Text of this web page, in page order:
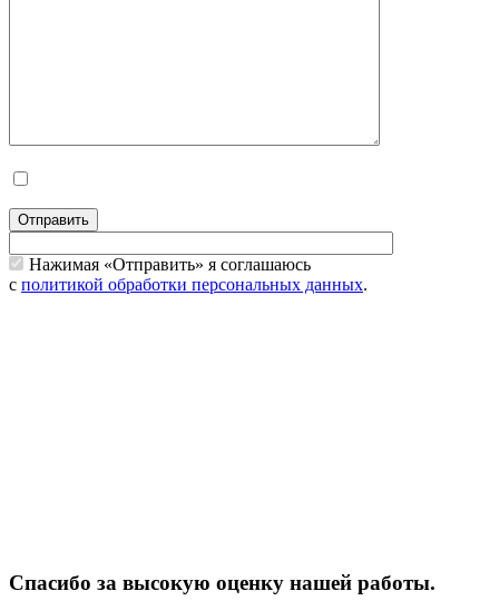
Отправить
Нажимая «Отправить» я соглашаюсь
с политикой обработки персональных данных.
Спасибо за высокую оценку нашей работы.